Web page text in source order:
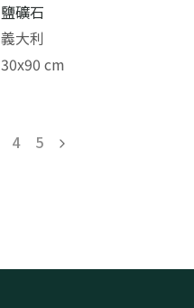
鹽礦石
義大利
30x90 cm
4 5